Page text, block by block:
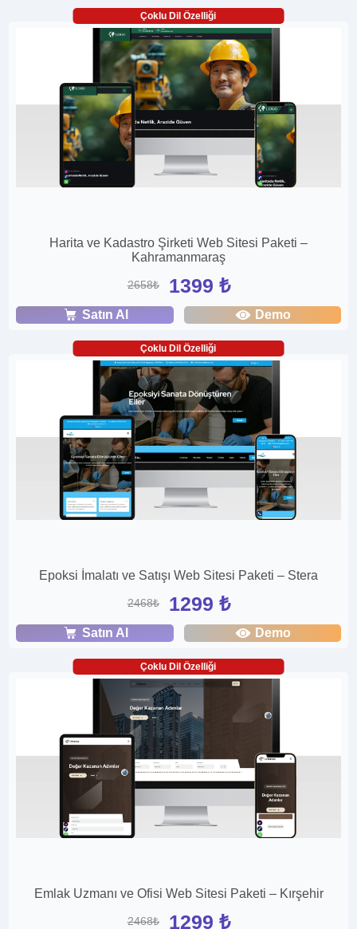
Çoklu Dil Özelliği
Harita ve Kadastro Şirketi Web Sitesi Paketi –
Kahramanmaraş
2658₺ 1399 ₺
Satın Al Demo
Çoklu Dil Özelliği
Epoksi İmalatı ve Satışı Web Sitesi Paketi – Stera
2468₺ 1299 ₺
Satın Al Demo
Çoklu Dil Özelliği
Emlak Uzmanı ve Ofisi Web Sitesi Paketi – Kırşehir
2468₺ 1299 ₺